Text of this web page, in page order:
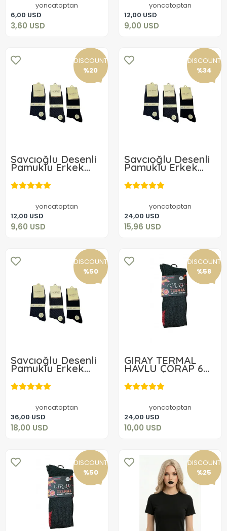
yoncatoptan
6,00 USD
3,60 USD
Add to cart
yoncatoptan
12,00 USD
9,00 USD
Add to cart
DISCOUNT
%20
Savcıoğlu Desenli
Pamuklu Erkek
Çorap 3 Adet
yoncatoptan
12,00 USD
9,60 USD
9,60 USD
Add to cart
DISCOUNT
%34
Savcıoğlu Desenli
Pamuklu Erkek
Çorap 6 Adet
yoncatoptan
24,00 USD
15,96 USD
15,96 USD
Add to cart
DISCOUNT
%50
Savcıoğlu Desenli
Pamuklu Erkek
Çorap 12 Adet
yoncatoptan
36,00 USD
18,00 USD
18,00 USD
Add to cart
DISCOUNT
%58
GİRAY TERMAL
HAVLU ÇORAP 6
ADET
yoncatoptan
24,00 USD
10,00 USD
10,00 USD
Add to cart
DISCOUNT
%50
DISCOUNT
%25